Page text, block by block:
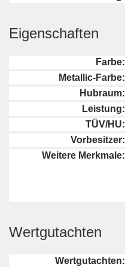
Eigenschaften
Farbe:
Metallic-Farbe:
Hubraum:
Leistung:
TÜV/HU:
Vorbesitzer:
Weitere Merkmale:
Wertgutachten
Wertgutachten: